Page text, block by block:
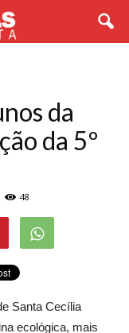
da
da 5º
48
Santa Cecília
ecológica, mais